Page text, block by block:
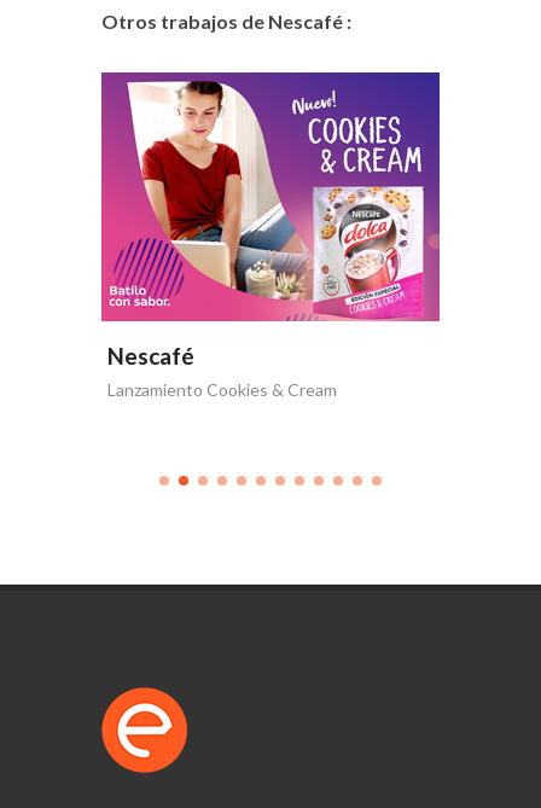
Otros trabajos de Nescafé :
Nescafé
Lanzamiento Cookies & Cream